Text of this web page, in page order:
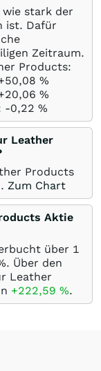
stark der
ist. Dafür
Zeitraum.
Products:
%
%
-0,22 %
Leather
Products
. Zum Chart
Aktie
über 1
. Über den
Leather
+222,59 %.